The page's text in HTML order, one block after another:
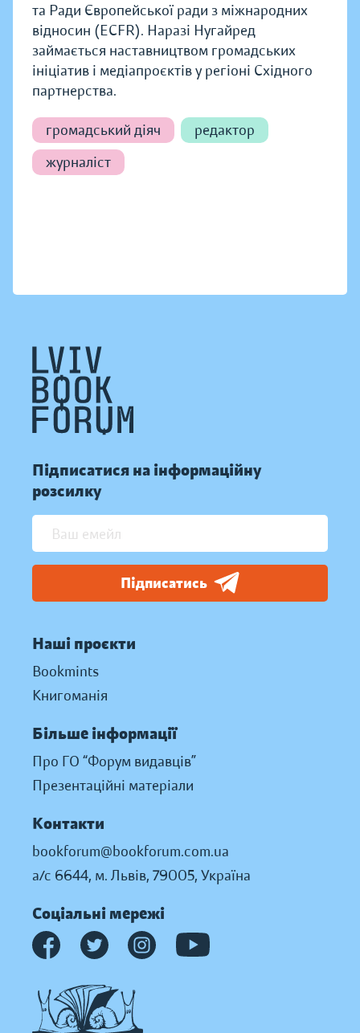
та Ради Європейської ради з міжнародних
відносин (ECFR). Наразі Нугайред
займається наставництвом громадських
ініціатив і медіапроєктів у регіоні Східного
партнерства.
громадський діяч
редактор
журналіст
Підписатися на інформаційну
розсилку
Підписатись
Наші проєкти
Bookmints
Книгоманія
Більше інформації
Про ГО “Форум видавців”
Презентаційні матеріали
Контакти
bookforum@bookforum.com.ua
а/с 6644, м. Львів, 79005, Україна
Соціальні мережі